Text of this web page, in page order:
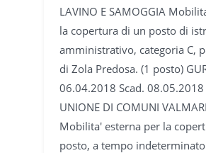
LAVINO E SAMOGGIA
la copertura di un posto di
amministrativo, categoria C,
di Zola Predosa. (1 posto)
06.04.2018 Scad. 08.05.2018
UNIONE DI COMUNI
Mobilita' esterna per la
posto, a tempo